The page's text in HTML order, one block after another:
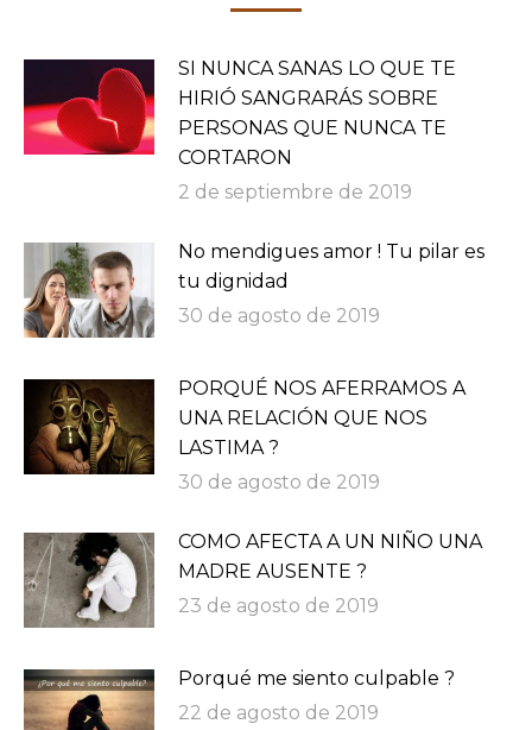
SI NUNCA SANAS LO QUE TE
HIRIÓ SANGRARÁS SOBRE
PERSONAS QUE NUNCA TE
CORTARON
2 de septiembre de 2019
No mendigues amor ! Tu pilar es
tu dignidad
30 de agosto de 2019
PORQUÉ NOS AFERRAMOS A
UNA RELACIÓN QUE NOS
LASTIMA ?
30 de agosto de 2019
COMO AFECTA A UN NIÑO UNA
MADRE AUSENTE ?
23 de agosto de 2019
Porqué me siento culpable ?
22 de agosto de 2019